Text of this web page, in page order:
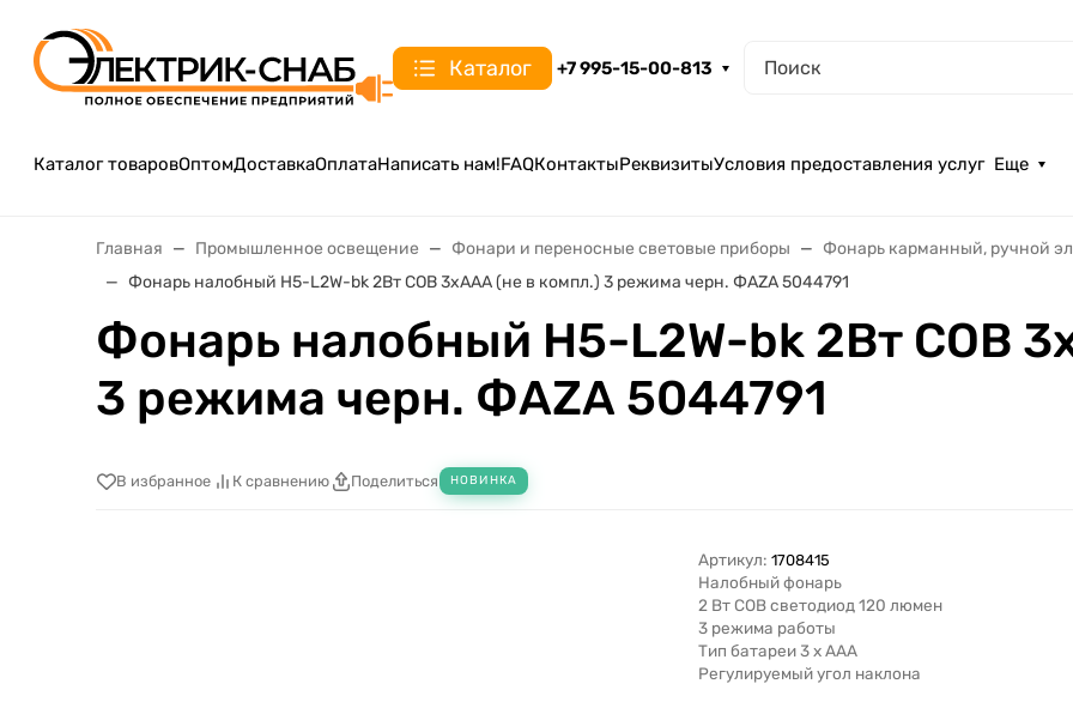
Каталог +7 995-15-00-813
Каталог товаровОптомДоставкаОплатаНаписать нам!FAQКонтактыРеквизитыУсловия предоставления услуг Еще
Главная Промышленное освещение Фонари и переносные световые приборы
Фонарь карманный, ручной
Фонарь налобный H5-L2W-bk 2Вт COB 3хAAA (не в компл.) 3 режима черн. ФАZА 5044791
Фонарь налобный H5-L2W-bk 2Вт COB
3 режима черн. ФАZА 5044791
В избранное К сравнению Поделиться НОВИНКА
Артикул: 1708415
Налобный фонарь
2 Вт COB светодиод 120 люмен
3 режима работы
Тип батареи 3 х ААА
Регулируемый угол наклона